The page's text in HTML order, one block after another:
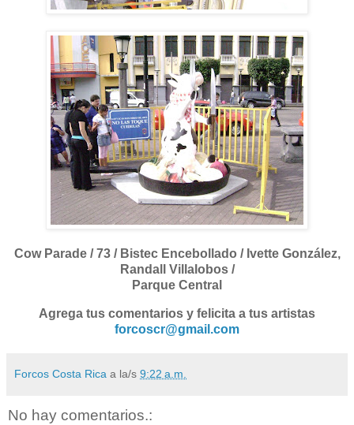
Cow Parade / 73 / Bistec Encebollado / Ivette González,
Randall Villalobos /
Parque Central
Agrega tus comentarios y felicita a tus artistas
forcoscr@gmail.com
Forcos Costa Rica a la/s 9:22 a.m.
No hay comentarios.: